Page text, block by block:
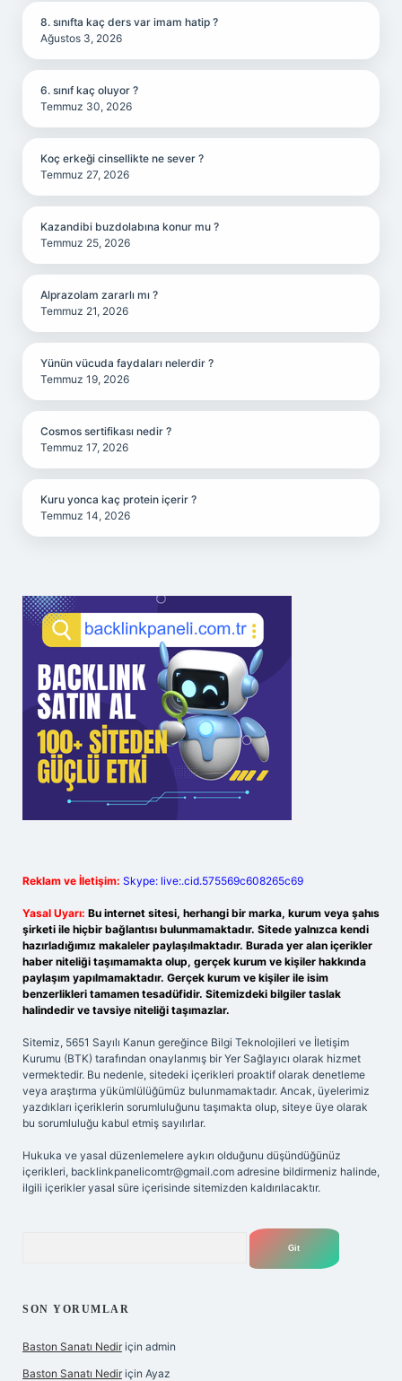
8. sınıfta kaç ders var imam hatip ?
Ağustos 3, 2026
6. sınıf kaç oluyor ?
Temmuz 30, 2026
Koç erkeği cinsellikte ne sever ?
Temmuz 27, 2026
Kazandibi buzdolabına konur mu ?
Temmuz 25, 2026
Alprazolam zararlı mı ?
Temmuz 21, 2026
Yünün vücuda faydaları nelerdir ?
Temmuz 19, 2026
Cosmos sertifikası nedir ?
Temmuz 17, 2026
Kuru yonca kaç protein içerir ?
Temmuz 14, 2026
Reklam ve İletişim: Skype: live:.cid.575569c608265c69
Yasal Uyarı: Bu internet sitesi, herhangi bir marka, kurum veya şahıs
şirketi ile hiçbir bağlantısı bulunmamaktadır. Sitede yalnızca kendi
hazırladığımız makaleler paylaşılmaktadır. Burada yer alan içerikler
haber niteliği taşımamakta olup, gerçek kurum ve kişiler hakkında
paylaşım yapılmamaktadır. Gerçek kurum ve kişiler ile isim
benzerlikleri tamamen tesadüfidir. Sitemizdeki bilgiler taslak
halindedir ve tavsiye niteliği taşımazlar.
Sitemiz, 5651 Sayılı Kanun gereğince Bilgi Teknolojileri ve İletişim
Kurumu (BTK) tarafından onaylanmış bir Yer Sağlayıcı olarak hizmet
vermektedir. Bu nedenle, sitedeki içerikleri proaktif olarak denetleme
veya araştırma yükümlülüğümüz bulunmamaktadır. Ancak, üyelerimiz
yazdıkları içeriklerin sorumluluğunu taşımakta olup, siteye üye olarak
bu sorumluluğu kabul etmiş sayılırlar.
Hukuka ve yasal düzenlemelere aykırı olduğunu düşündüğünüz
içerikleri, backlinkpanelicomtr@gmail.com adresine bildirmeniz halinde,
ilgili içerikler yasal süre içerisinde sitemizden kaldırılacaktır.
SON YORUMLAR
Baston Sanatı Nedir için admin
Baston Sanatı Nedir için Ayaz